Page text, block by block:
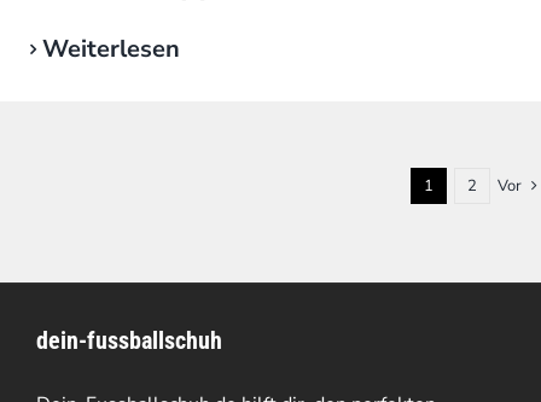
Weiterlesen
1 2 Vor
dein-fussballschuh